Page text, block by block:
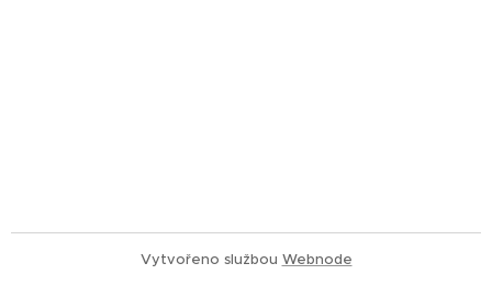
Vytvořeno službou Webnode